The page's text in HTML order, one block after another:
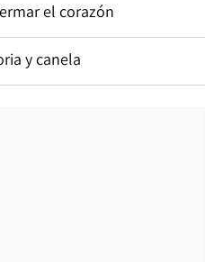
el corazón
y canela